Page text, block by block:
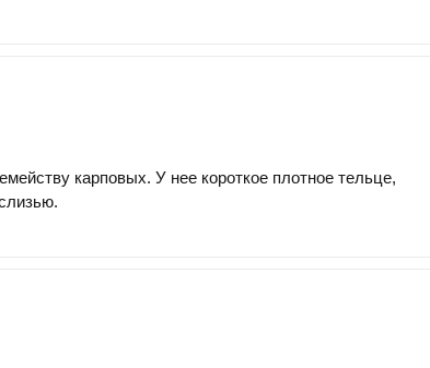
карповых. У нее короткое плотное тельце,